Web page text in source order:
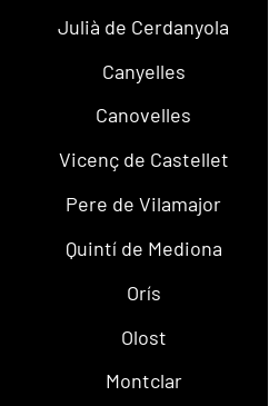
Julià de Cerdanyola
Canyelles
Canovelles
Vicenç de Castellet
Pere de Vilamajor
Quintí de Mediona
Orís
Olost
Montclar